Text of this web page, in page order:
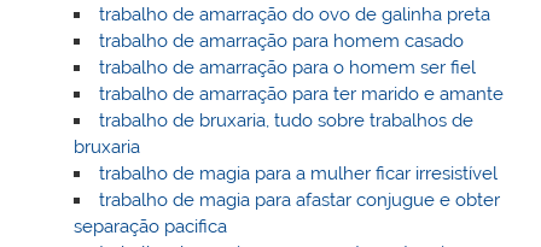
trabalho de amarração do ovo de galinha preta
trabalho de amarração para homem casado
trabalho de amarração para o homem ser fiel
trabalho de amarração para ter marido e amante
trabalho de bruxaria, tudo sobre trabalhos de
bruxaria
trabalho de magia para a mulher ficar irresistível
trabalho de magia para afastar conjugue e obter
separação pacifica